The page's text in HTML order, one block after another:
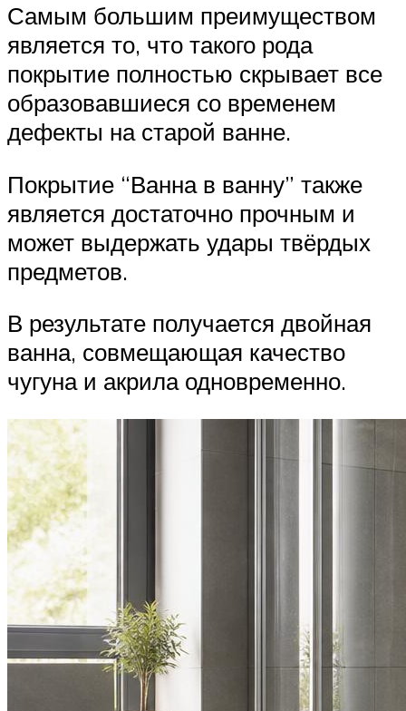
Самым большим преимуществом
является то, что такого рода
покрытие полностью скрывает все
образовавшиеся со временем
дефекты на старой ванне.
Покрытие “Ванна в ванну” также
является достаточно прочным и
может выдержать удары твёрдых
предметов.
В результате получается двойная
ванна, совмещающая качество
чугуна и акрила одновременно.